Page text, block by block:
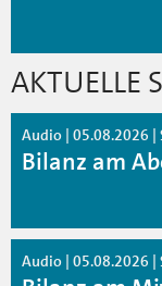
AKTUELLE
Audio | 05.08.2026 |
Bilanz am
Audio | 05.08.2026 |